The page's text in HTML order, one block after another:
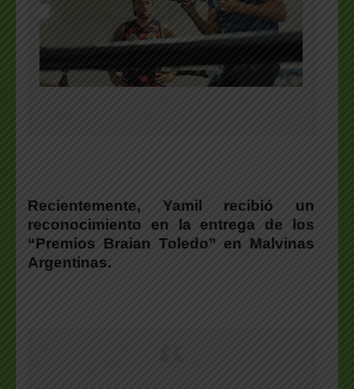
Recientemente, Yamil recibió un
reconocimiento en la entrega de los
“Premios Braian Toledo” en Malvinas
Argentinas.